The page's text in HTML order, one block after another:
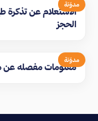
مدوّنة
الاستعلام عن تذكرة
الحجز
مدوّنة
معلومات مفصله عن